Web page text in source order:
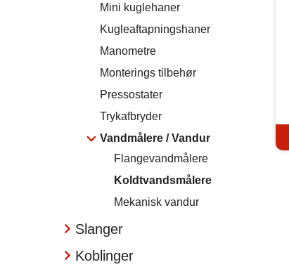
Mini kuglehaner
Kugleaftapningshaner
Manometre
Monterings tilbehør
Pressostater
Trykafbryder
Vandmålere / Vandur
Flangevandmålere
Koldtvandsmålere
Mekanisk vandur
Slanger
Koblinger